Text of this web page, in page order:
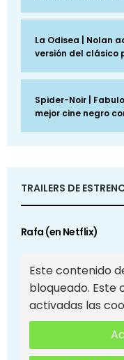
La Odisea | Nolan
versión del clásico
Spider-Noir |
mejor cine negro
TRAILERS DE
Rafa (en Netflix)
Este contenido
bloqueado.
activadas las